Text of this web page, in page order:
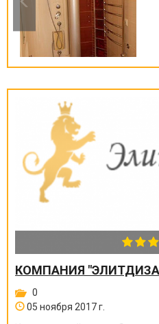
КОМПАНИЯ
0
05 ноября 2017 г.